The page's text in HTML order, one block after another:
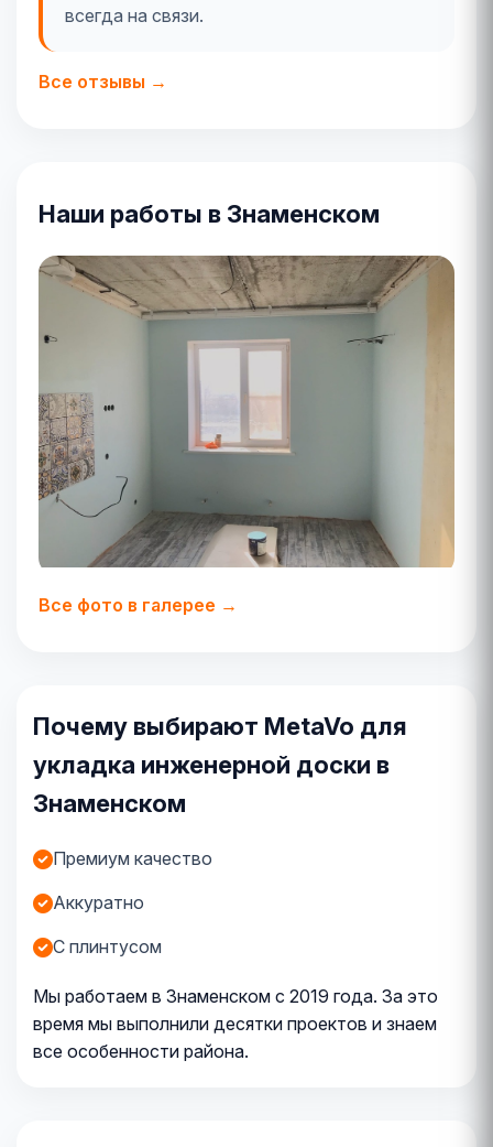
всегда на связи.
Все отзывы →
Наши работы в Знаменском
Все фото в галерее →
Почему выбирают MetaVo для
укладка инженерной доски в
Знаменском
Премиум качество
Аккуратно
С плинтусом
Мы работаем в Знаменском с 2019 года. За это
время мы выполнили десятки проектов и знаем
все особенности района.